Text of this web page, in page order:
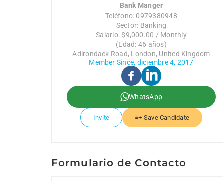
Bank Manger
Teléfono: 0979380948
Sector: Banking
Salario: $9,000.00 / Monthly
(Edad: 46 años)
Adirondack Road, London, United Kingdom
Member Since, diciembre 4, 2017
WhatsApp
Invite Save Candidate
Formulario de Contacto